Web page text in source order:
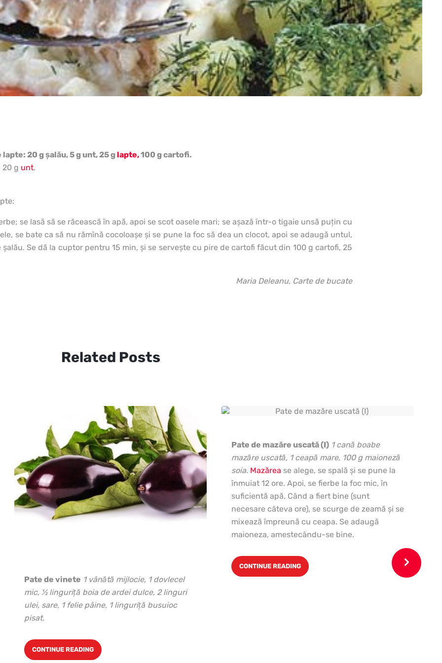
20 g şalău, 5 g unt, 25 g lapte,100 g cartofi.
20 g unt.
se lasă să se răcească în apă, apoi se scot oasele mari; se aşază într-o tigaie unsă puţin cu
se bate ca să nu rămînă cocoloaşe şi se pune la foc să dea un clocot, apoi se adaugă untul,
Se dă la cuptor pentru 15 min, şi se serveşte cu pire de cartofi făcut din 100 g cartofi, 25
Maria Deleanu, Carte de bucate
Related Posts
Pate de vinete 1 vânătă mijlocie, 1 dovlecel
mic, ½ linguriţă boia de ardei dulce, 2 linguri
ulei, sare, 1 felie pâine, 1 linguriță busuioc
pisat.
CONTINUE READING
Pate de mazăre uscată (I) 1 cană boabe
mazăre uscată, 1 ceapă mare, 100 g maioneză
soia. Mazărea se alege, se spală şi se pune la
înmuiat 12 ore. Apoi, se fierbe la foc mic, în
suficientă apă. Când a fiert bine (sunt
necesare câteva ore), se scurge de zeamă şi se
mixează împreună cu ceapa. Se adaugă
maioneza, amestecându-se bine.
CONTINUE READING